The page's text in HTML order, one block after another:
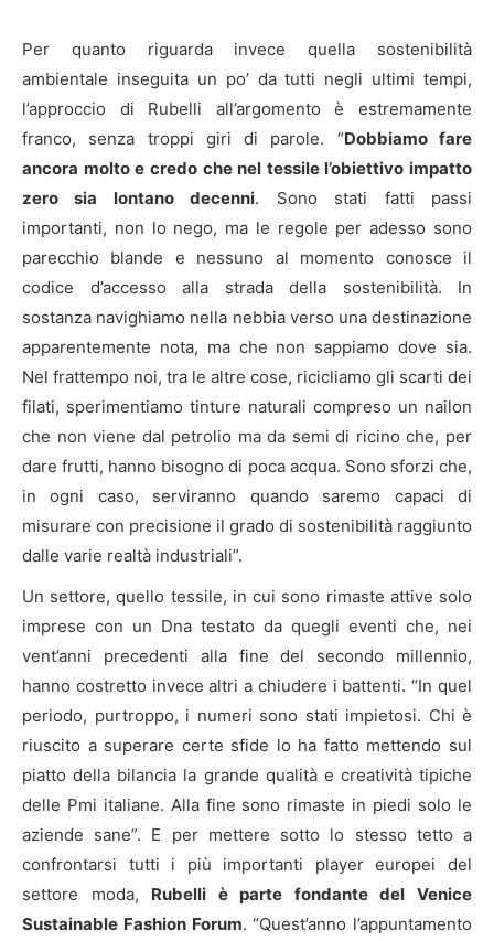
Per quanto riguarda invece quella sostenibilità
ambientale inseguita un po’ da tutti negli ultimi tempi,
l’approccio di Rubelli all’argomento è estremamente
franco, senza troppi giri di parole. “Dobbiamo fare
ancora molto e credo che nel tessile l’obiettivo impatto
zero sia lontano decenni. Sono stati fatti passi
importanti, non lo nego, ma le regole per adesso sono
parecchio blande e nessuno al momento conosce il
codice d’accesso alla strada della sostenibilità. In
sostanza navighiamo nella nebbia verso una destinazione
apparentemente nota, ma che non sappiamo dove sia.
Nel frattempo noi, tra le altre cose, ricicliamo gli scarti dei
filati, sperimentiamo tinture naturali compreso un nailon
che non viene dal petrolio ma da semi di ricino che, per
dare frutti, hanno bisogno di poca acqua. Sono sforzi che,
in ogni caso, serviranno quando saremo capaci di
misurare con precisione il grado di sostenibilità raggiunto
dalle varie realtà industriali”.
Un settore, quello tessile, in cui sono rimaste attive solo
imprese con un Dna testato da quegli eventi che, nei
vent’anni precedenti alla fine del secondo millennio,
hanno costretto invece altri a chiudere i battenti. “In quel
periodo, purtroppo, i numeri sono stati impietosi. Chi è
riuscito a superare certe sfide lo ha fatto mettendo sul
piatto della bilancia la grande qualità e creatività tipiche
delle Pmi italiane. Alla fine sono rimaste in piedi solo le
aziende sane”. E per mettere sotto lo stesso tetto a
confrontarsi tutti i più importanti player europei del
settore moda, Rubelli è parte fondante del Venice
Sustainable Fashion Forum. “Quest’anno l’appuntamento